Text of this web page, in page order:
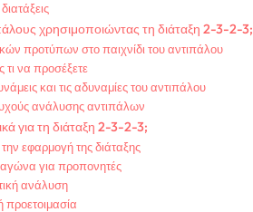
χρησιμοποιώντας τη διάταξη 2-3-2-3;
προτύπων στο παιχνίδι του αντιπάλου
να προσέξετε
και τις αδυναμίες του αντιπάλου
ανάλυσης αντιπάλων
για τη διάταξη 2-3-2-3;
εφαρμογή της διάταξης
αγώνα για προπονητές
ανάλυση
προετοιμασία